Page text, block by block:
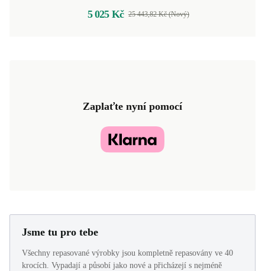
5 025 Kč 25 443,82 Kč (Nový)
Zaplaťte nyní pomocí
Jsme tu pro tebe
Všechny repasované výrobky jsou kompletně repasovány ve 40
krocích. Vypadají a působí jako nové a přicházejí s nejméně